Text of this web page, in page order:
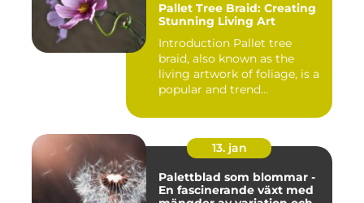
Pallet Tree Braid: Creating
Stunning Living Art
Introduction Pallet tree
braid, also known as the
living artwork of foliage, is a
popular and trend...
13. jan
Palettblad som blommar -
En fascinerande växt med